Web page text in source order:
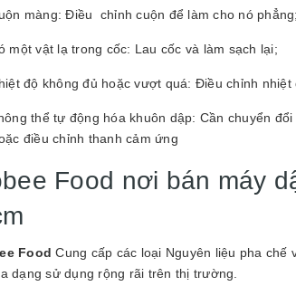
màng: Điều chỉnh cuộn để làm cho nó phẳng;
một vật lạ trong cốc: Lau cốc và làm sạch lại;
độ không đủ hoặc vượt quá: Điều chỉnh nhiệt
thể tự động hóa khuôn dập: Cần chuyển
điều chỉnh thanh cảm ứng
Food nơi bán máy
Food Cung cấp các loại Nguyên liệu pha chế
dạng sử dụng rộng rãi trên thị trường.